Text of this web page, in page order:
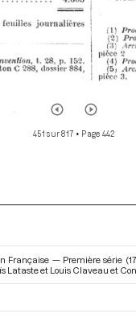
451 sur 817 • Page 442
— Première série
Lataste et Louis Claveau et